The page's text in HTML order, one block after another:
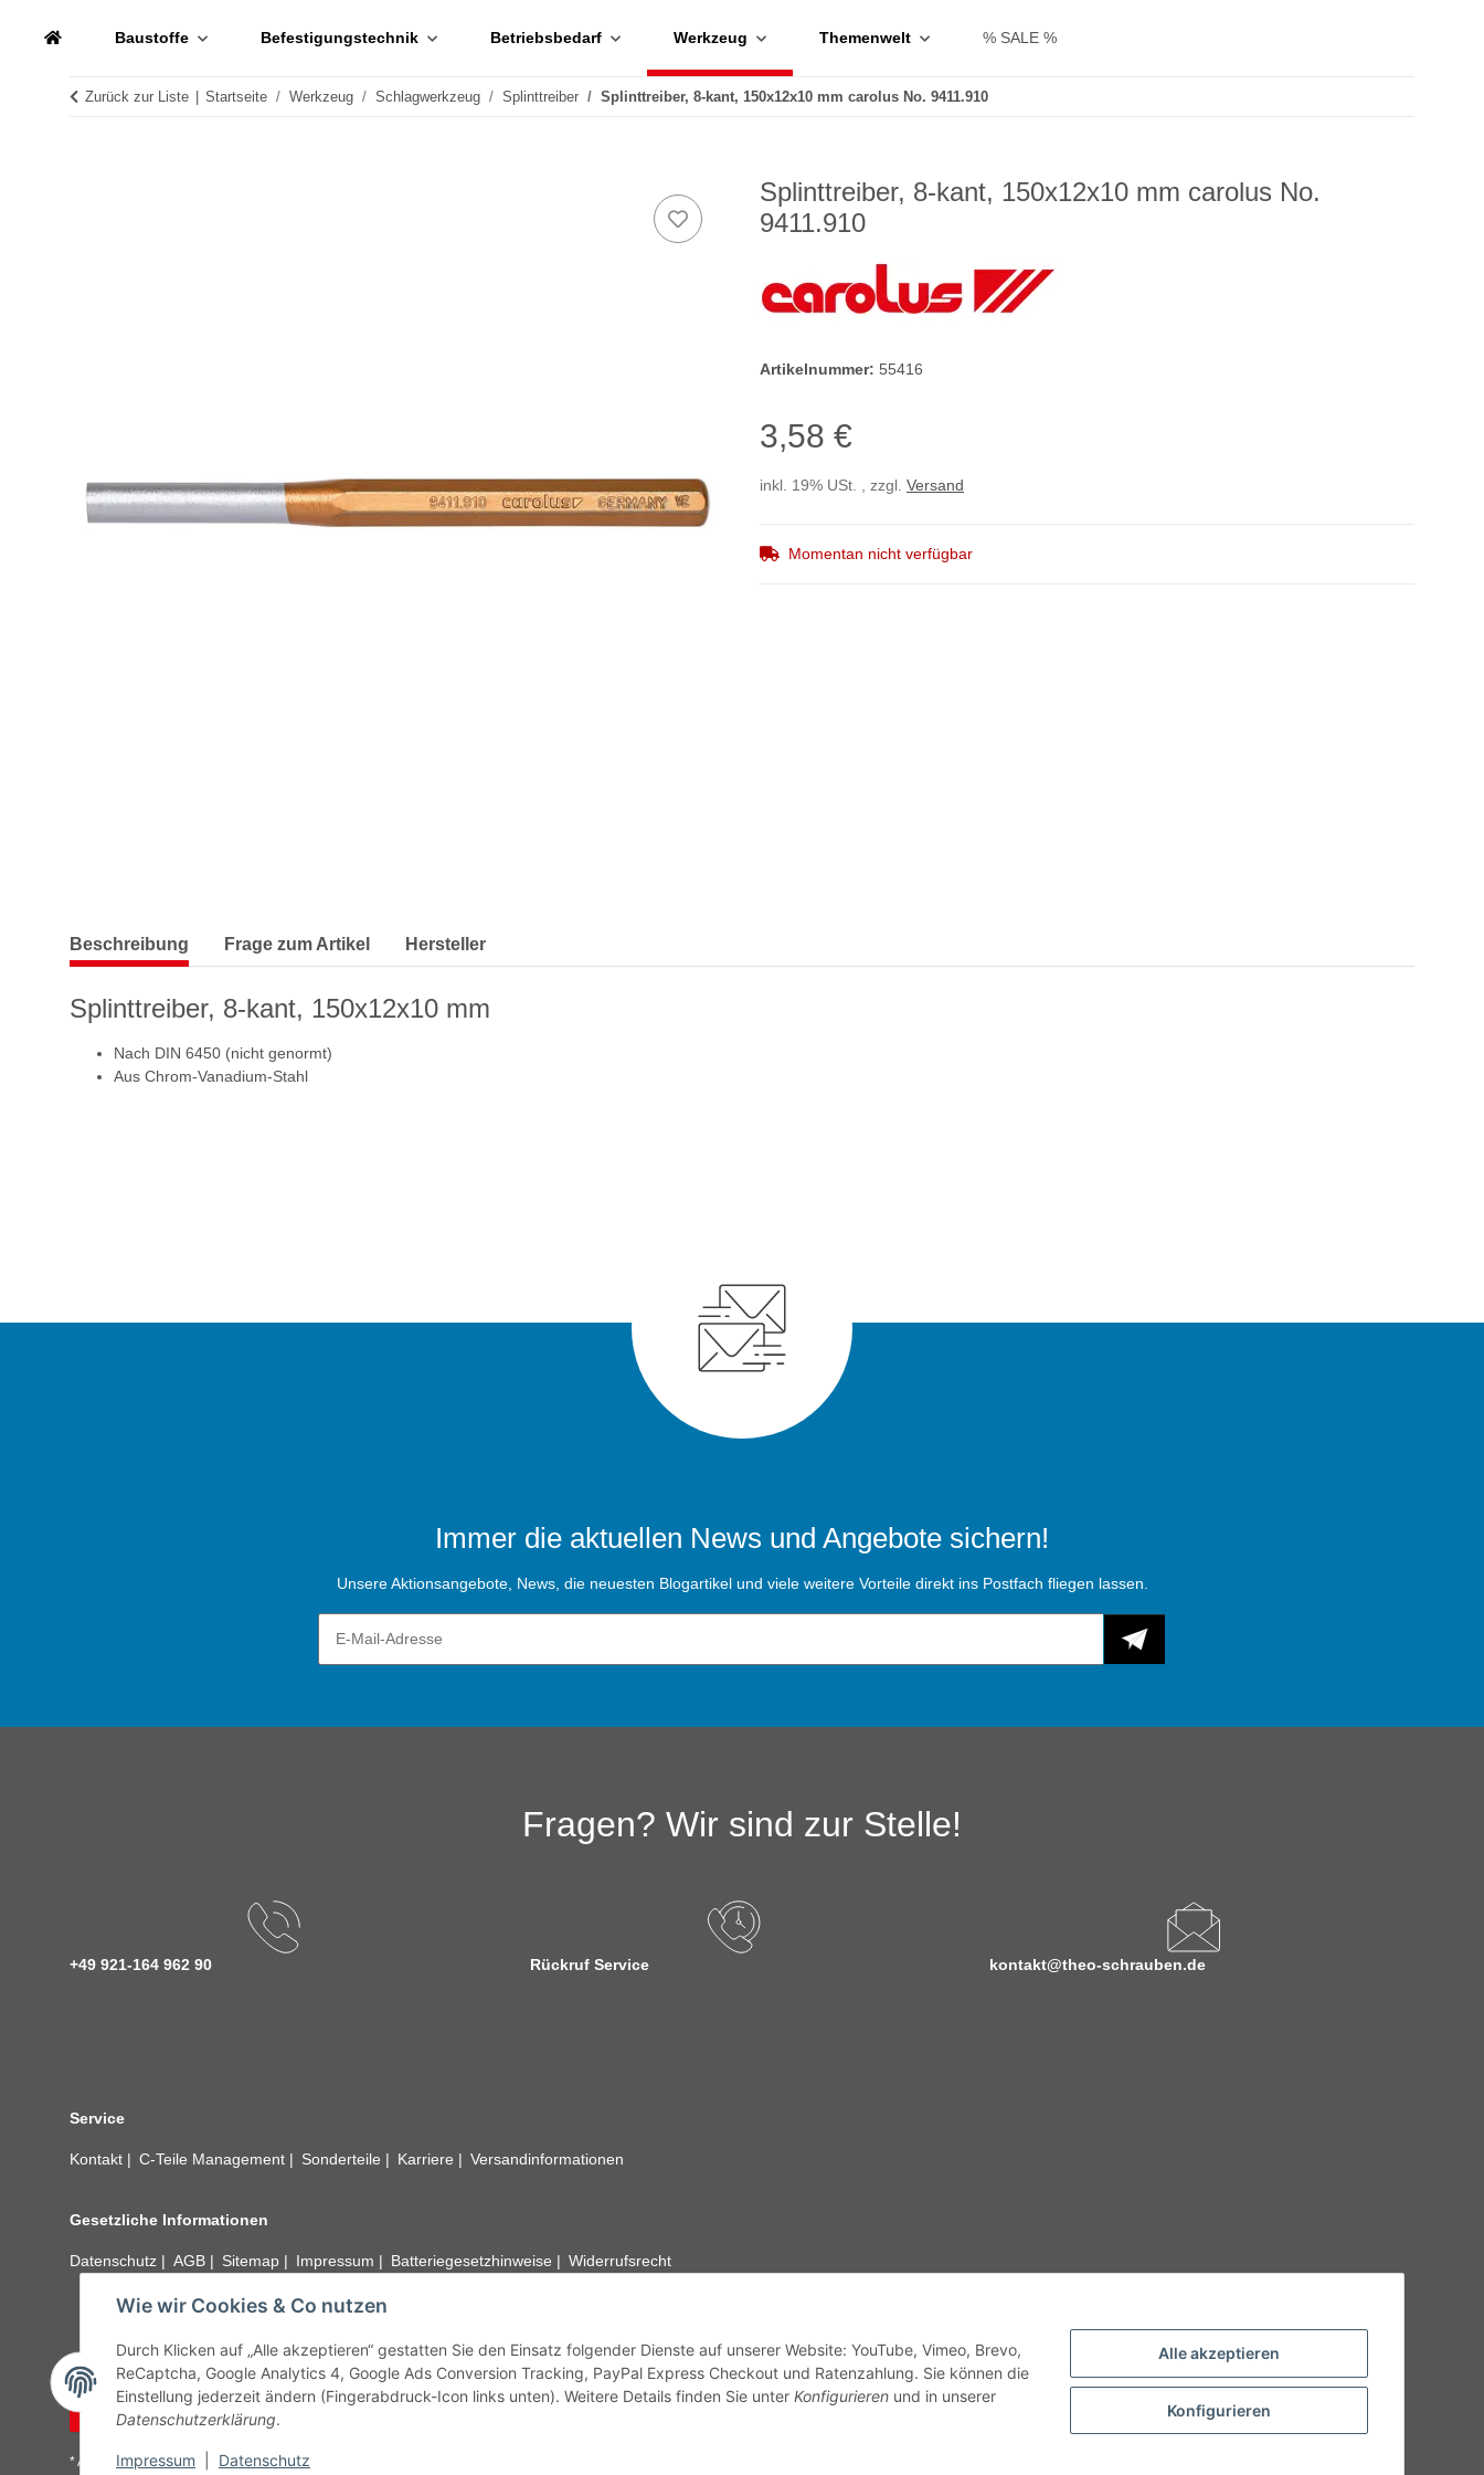
Alle akzeptieren
Konfigurieren
Wie wir Cookies & Co nutzen
Durch Klicken auf „Alle akzeptieren“ gestatten Sie den Einsatz folgender Dienste auf unserer Website: YouTube, Vimeo, Brevo,
ReCaptcha, Google Analytics 4, Google Ads Conversion Tracking, PayPal Express Checkout und Ratenzahlung. Sie können die
Einstellung jederzeit ändern (Fingerabdruck-Icon links unten). Weitere Details finden Sie unter Konfigurieren und in unserer
Datenschutzerklärung.
Impressum Datenschutz
Baustoffe Befestigungstechnik Betriebsbedarf Werkzeug Themenwelt % SALE %
Zurück zur Liste Startseite Werkzeug Schlagwerkzeug Splinttreiber Splinttreiber, 8-kant, 150x12x10 mm carolus No. 9411.910
Splinttreiber, 8-kant, 150x12x10 mm carolus No.
9411.910
Artikelnummer: 55416
3,58 €
inkl. 19% USt. , zzgl. Versand
Momentan nicht verfügbar
Beschreibung Frage zum Artikel Hersteller
Splinttreiber, 8-kant, 150x12x10 mm
Nach DIN 6450 (nicht genormt)
Aus Chrom-Vanadium-Stahl
Immer die aktuellen News und Angebote sichern!
Unsere Aktionsangebote, News, die neuesten Blogartikel und viele weitere Vorteile direkt ins Postfach fliegen lassen.
Fragen? Wir sind zur Stelle!
+49 921-164 962 90 Rückruf Service kontakt@theo-schrauben.de
Service
Kontakt C-Teile Management Sonderteile Karriere Versandinformationen
Gesetzliche Informationen
Datenschutz AGB Sitemap Impressum Batteriegesetzhinweise Widerrufsrecht
unseren Kundenservice. Abbildungen der Artikel können beispielhaft sein und vom Produkt abweichen.
Vertrag widerrufen
* Alle Preise inkl. gesetzlicher USt., zzgl.